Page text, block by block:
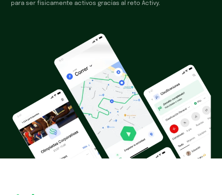
para ser físicamente activos gracias al reto Activy.